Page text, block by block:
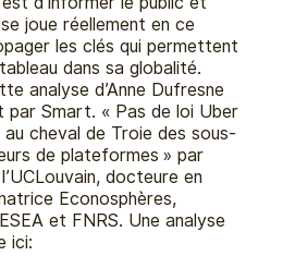
joue réellement en ce
les clés qui permettent
dans sa globalité.
analyse d’Anne Dufresne
par Smart. « Pas de loi Uber
cheval de Troie des sous-
de plateformes » par
docteure en
Econosphères,
et FNRS. Une analyse
ici: